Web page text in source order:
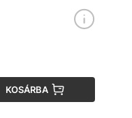
KOSÁRBA